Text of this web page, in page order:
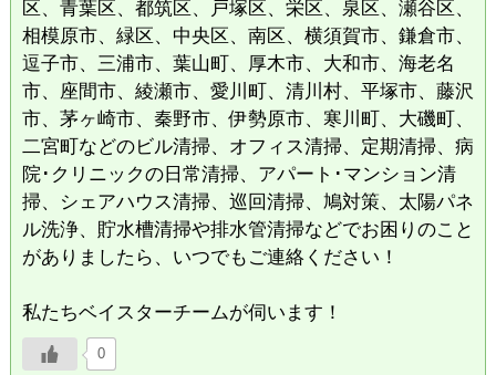
区、青葉区、都筑区、戸塚区、栄区、泉区、瀬谷区、
相模原市、緑区、中央区、南区、横須賀市、鎌倉市、
逗子市、三浦市、葉山町、厚木市、大和市、海老名
市、座間市、綾瀬市、愛川町、清川村、平塚市、藤沢
市、茅ヶ崎市、秦野市、伊勢原市、寒川町、大磯町、
二宮町などのビル清掃、オフィス清掃、定期清掃、病
院･クリニックの日常清掃、アパート･マンション清
掃、シェアハウス清掃、巡回清掃、鳩対策、太陽パネ
ル洗浄、貯水槽清掃や排水管清掃などでお困りのこと
がありましたら、いつでもご連絡ください！
私たちベイスターチームが伺います！
0